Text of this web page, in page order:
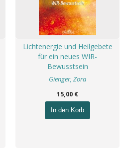
Lichtenergie und Heilgebete
für ein neues WIR-
Bewusstsein
Gienger, Zora
15,00 €
In den Korb